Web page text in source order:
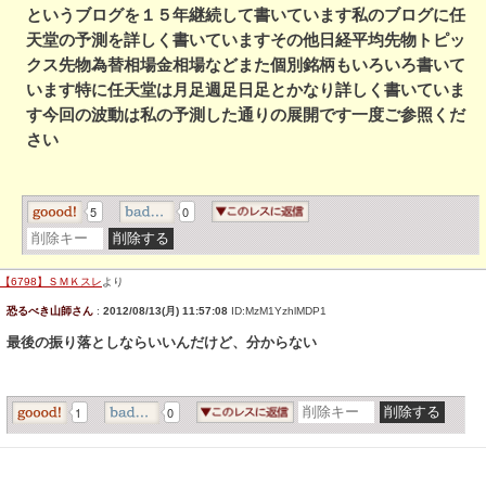
というブログを１５年継続して書いています私のブログに任
天堂の予測を詳しく書いていますその他日経平均先物トピッ
クス先物為替相場金相場などまた個別銘柄もいろいろ書いて
います特に任天堂は月足週足日足とかなり詳しく書いていま
す今回の波動は私の予測した通りの展開です一度ご参照くだ
さい
5 0
【6798】ＳＭＫスレ より
恐るべき山師さん : 2012/08/13(月) 11:57:08 ID:MzM1YzhlMDP1
最後の振り落としならいいんだけど、分からない
1 0